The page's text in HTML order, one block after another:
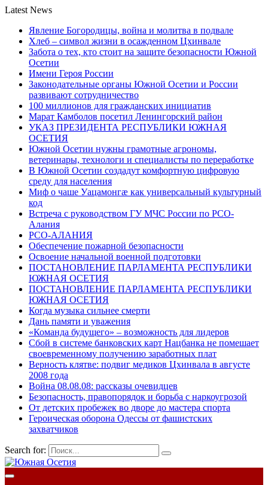
Latest News
Явление Богородицы, война и молитва в подвале
Хлеб – символ жизни в осажденном Цхинвале
Забота о тех, кто стоит на защите безопасности Южной
Осетии
Имени Героя России
Законодательные органы Южной Осетии и России
развивают сотрудничество
100 миллионов для гражданских инициатив
Марат Камболов посетил Ленингорский район
УКАЗ ПРЕЗИДЕНТА РЕСПУБЛИКИ ЮЖНАЯ
ОСЕТИЯ
Южной Осетии нужны грамотные агрономы,
ветеринары, технологи и специалисты по переработке
В Южной Осетии создадут комфортную цифровую
среду для населения
Миф о чаше Уацамонгæ как универсальный культурный
код
Встреча с руководством ГУ МЧС России по РСО-
Алания
РСО-АЛАНИЯ
Обеспечение пожарной безопасности
Освоение начальной военной подготовки
ПОСТАНОВЛЕНИЕ ПАРЛАМЕНТА РЕСПУБЛИКИ
ЮЖНАЯ ОСЕТИЯ
ПОСТАНОВЛЕНИЕ ПАРЛАМЕНТА РЕСПУБЛИКИ
ЮЖНАЯ ОСЕТИЯ
Когда музыка сильнее смерти
Дань памяти и уважения
«Команда будущего» – возможность для лидеров
Сбой в системе банковских карт Нацбанка не помешает
своевременному получению заработных плат
Верность клятве: подвиг медиков Цхинвала в августе
2008 года
Война 08.08.08: рассказы очевидцев
Безопасность, правопорядок и борьба с наркоугрозой
От детских пробежек во дворе до мастера спорта
Героическая оборона Одессы от фашистских
захватчиков
Search for: